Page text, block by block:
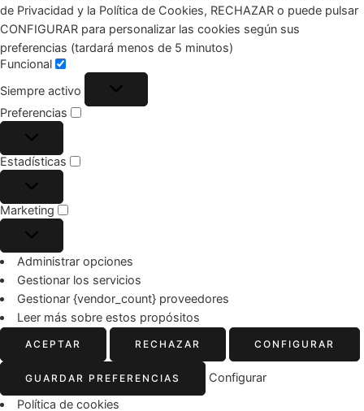
de Privacidad y la Política de Cookies, RECHAZAR o puede pulsar
CONFIGURAR para personalizar las cookies según sus
preferencias (tardará menos de 5 minutos)
Funcional
Siempre activo
Preferencias
Estadísticas
Marketing
Administrar opciones
Gestionar los servicios
Gestionar {vendor_count} proveedores
Leer más sobre estos propósitos
ACEPTAR RECHAZAR CONFIGURAR
GUARDAR PREFERENCIAS
Configurar
Política de cookies